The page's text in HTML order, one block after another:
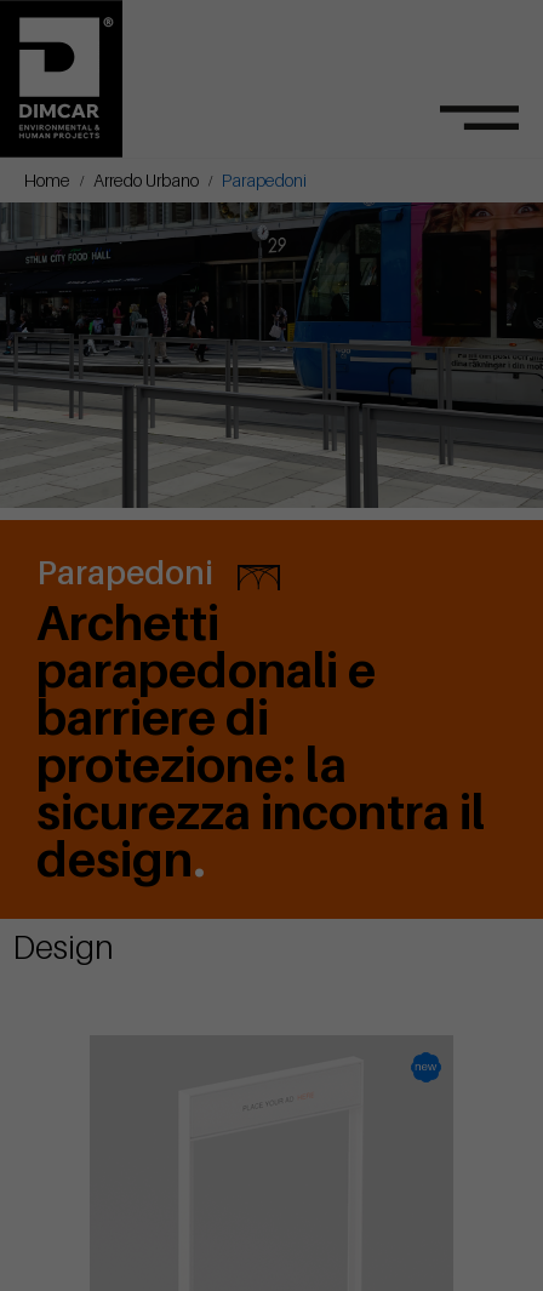
Home Arredo Urbano Parapedoni
Parapedoni
Archetti
parapedonali e
barriere di
protezione: la
sicurezza incontra il
design.
Design